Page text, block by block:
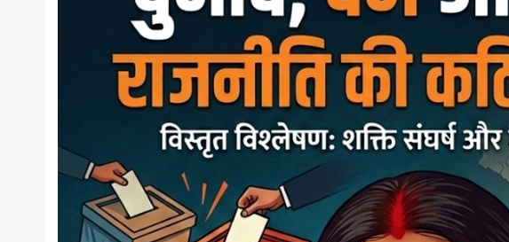
news,loan,bank
news, madhesh
khabar